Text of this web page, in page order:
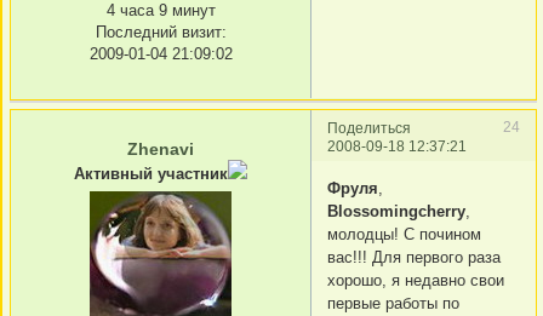
4 часа 9 минут
Последний визит:
2009-01-04 21:09:02
Поделиться
24
2008-09-18 12:37:21
Zhenavi
Активный участник
Фруля,
Blossomingcherry,
молодцы! С почином
вас!!! Для первого раза
хорошо, я недавно свои
первые работы по